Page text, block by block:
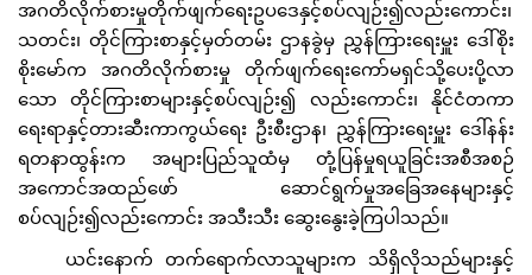
အဂတိလိုက်စားမှုတိုက်ဖျက်ရေးဥပဒေနှင့်စပ်လျဉ်း၍လည်းကောင်း၊
သတင်း၊ တိုင်ကြားစာနှင့်မှတ်တမ်း ဌာနခွဲမှ ညွှန်ကြားရေးမှူး ဒေါ်စိုး
စိုးမော်က အဂတိလိုက်စားမှု တိုက်ဖျက်ရေးကော်မရှင်သို့ပေးပို့လာ
သော တိုင်ကြားစာများနှင့်စပ်လျဉ်း၍ လည်းကောင်း၊ နိုင်ငံတကာ
ရေးရာနှင့်တားဆီးကာကွယ်ရေး ဦးစီးဌာန၊ ညွှန်ကြားရေးမှူး ဒေါ်နန်း
ရတနာထွန်းက အများပြည်သူထံမှ တုံ့ပြန်မှုရယူခြင်းအစီအစဉ်
အကောင်အထည်ဖော် ဆောင်ရွက်မှုအခြေအနေများနှင့်
စပ်လျဉ်း၍လည်းကောင်း အသီးသီး ဆွေးနွေးခဲ့ကြပါသည်။
ယင်းနောက် တက်ရောက်လာသူများက သိရှိလိုသည်များနှင့်